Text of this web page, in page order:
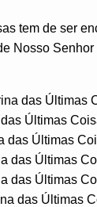
tem de ser
Nosso Senhor
das Últimas
Últimas
das Últimas
das Últimas
das Últimas
das Últimas